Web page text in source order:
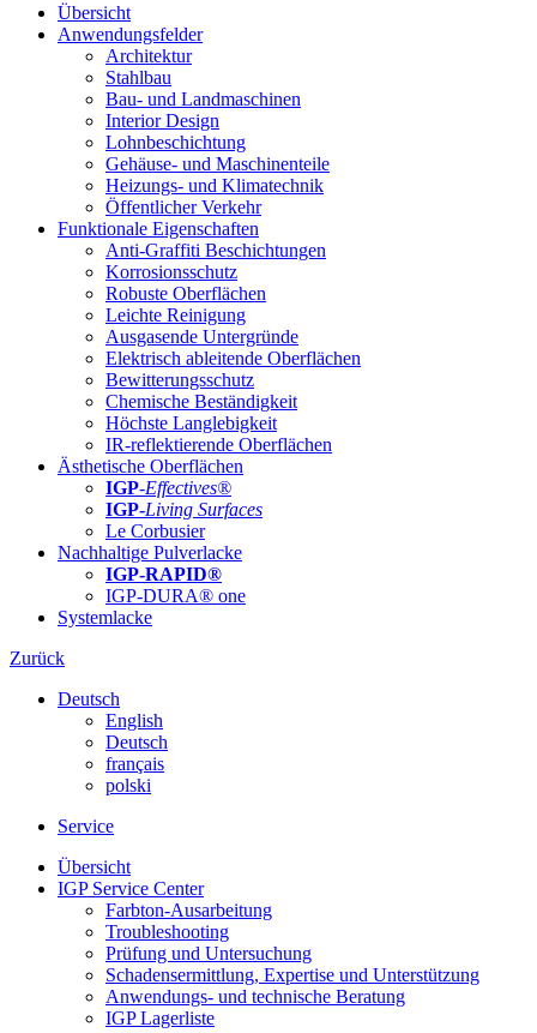
Übersicht
Anwendungsfelder
Architektur
Stahlbau
Bau- und Landmaschinen
Interior Design
Lohnbeschichtung
Gehäuse- und Maschinenteile
Heizungs- und Klimatechnik
Öffentlicher Verkehr
Funktionale Eigenschaften
Anti-Graffiti Beschichtungen
Korrosionsschutz
Robuste Oberflächen
Leichte Reinigung
Ausgasende Untergründe
Elektrisch ableitende Oberflächen
Bewitterungsschutz
Chemische Beständigkeit
Höchste Langlebigkeit
IR-reflektierende Oberflächen
Ästhetische Oberflächen
IGP-Effectives®
IGP-Living Surfaces
Le Corbusier
Nachhaltige Pulverlacke
IGP-RAPID®
IGP-DURA® one
Systemlacke
Zurück
Deutsch
English
Deutsch
français
polski
Service
Übersicht
IGP Service Center
Farbton-Ausarbeitung
Troubleshooting
Prüfung und Untersuchung
Schadensermittlung, Expertise und Unterstützung
Anwendungs- und technische Beratung
IGP Lagerliste